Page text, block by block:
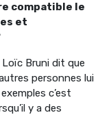
compatible le
et
Bruni dit que
personnes lui
c’est
y a des